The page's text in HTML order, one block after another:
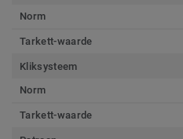
Norm
Tarkett-waarde
Kliksysteem
Norm
Tarkett-waarde